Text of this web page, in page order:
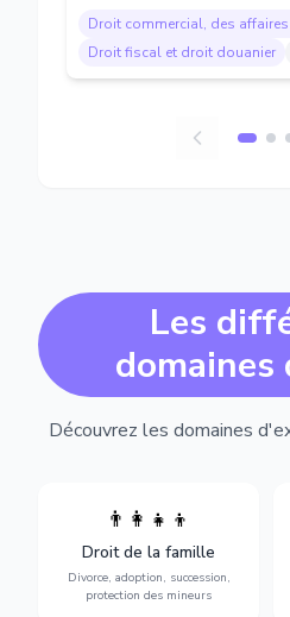
Droit commercial, des
Droit fiscal et droit douanier
Les
Découvrez les domaines
👨‍👩‍👧‍👦
Droit de la famille
Divorce, adoption, succession,
protection des mineurs
Divorce, garde d'enfants,
adoption, succession et
protection des personnes
vulnérables.